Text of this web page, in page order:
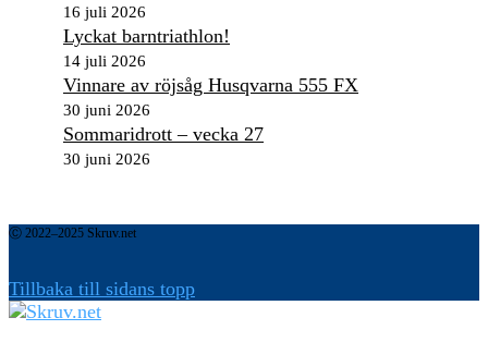
16 juli 2026
Lyckat barntriathlon!
14 juli 2026
Vinnare av röjsåg Husqvarna 555 FX
30 juni 2026
Sommaridrott – vecka 27
30 juni 2026
Ⓒ 2022–2025 Skruv.net
Tillbaka till sidans topp